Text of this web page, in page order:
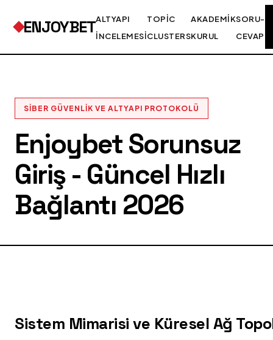
ENJOYBETALTYAPI
İNCELEMESI
TOPIC
CLUSTERS
AKADEMIK
KURUL
SORU-
CEVAP
SIBER GÜVENLIK VE ALTYAPI PROTOKOLÜ
Enjoybet Sorunsuz
Giriş - Güncel Hızlı
Bağlantı 2026
Sistem Mimarisi ve Küresel Ağ